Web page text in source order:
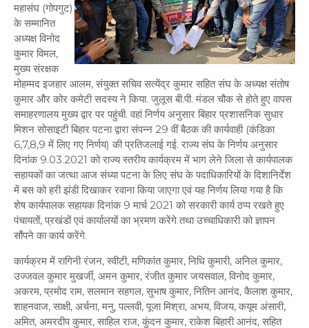
महासंघ (गोपगुट)
के सम्मानित
अध्यक्ष विनोद
कुमार विमल,
मुख्य संरक्षक
मोहम्मद इजहार आलम, संयुक्त सचिव सत्येंद्र कुमार सहित संघ के अध्यक्ष संतोष
कुमार और कोर कमेटी सदस्य ने किया. जुलूस बी.पी. मंडल चौक से होते हुए वापस
समाहरणालय मुख्य द्वार पर पहुंची. वहां निर्णय अनुसार बिहार प्रशासनिक सुधार
मिशन सोसाइटी बिहार पटना द्वारा संपन्न 29 वीं बैठक की कार्यवाही (कंडिका
6,7,8,9 में लिए गए निर्णय) की प्रतिजलाई गई. राज्य संघ के निर्णय अनुसार
दिनांक 9.03.2021 को राज्य स्तरीय कार्यक्रम में भाग लेने जिला से कार्यपालक
सहायकों का जत्था आज संध्या पटना के लिए संघ के पदाधिकारियों के दिशानिर्देश
में बस को हरी झंडी दिखाकर रवाना किया जाएगा एवं यह निर्णय लिया गया है कि
शेष कार्यपालक सहायक दिनांक 9 मार्च 2021 को सरकारी कार्य ठप्प रखते हुए
पंचायतों, प्रखंडों एवं कार्यालयों का भ्रमण करेंगे तथा उच्चाधिकारी को ज्ञापन
सौंपने का कार्य करेंगे.
कार्यक्रम में रागिनी रंजन, स्वीटी, मणिकांत कुमार, निधि कुमारी, अनिल कुमार,
उज्जवल कुमार मुखर्जी, अमन कुमार, रंजीत कुमार जयसवाल, विनोद कुमार,
अकरम, प्रमोद राम, सलमान सहगल, सुभाष कुमार, नितिन आनंद, कैलाश कुमार,
शाहनवाज, साक्षी, अर्चना, मनु, पल्लवी, पूजा मिश्रा, अभय, विजय, कयूम अंसारी,
अमित, अमरदीप कुमार, साहिल राज, कुंदन कुमार, राकेश बिहारी आनंद, सहित